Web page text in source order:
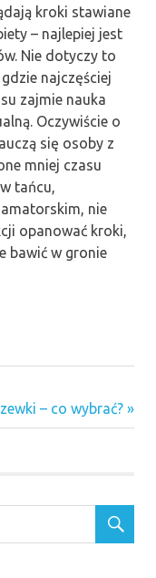
kroki stawiane
– najlepiej jest
Nie dotyczy to
najczęściej
zajmie nauka
Oczywiście o
się osoby z
mniej czasu
tańcu,
nie
opanować kroki,
bawić w gronie
– co wybrać?